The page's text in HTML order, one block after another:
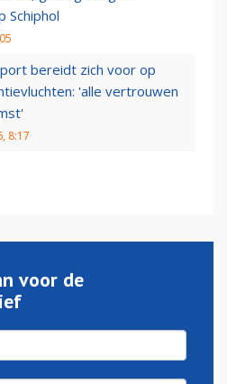
Schiphol
bereidt zich voor op
'alle vertrouwen
8:17
voor de